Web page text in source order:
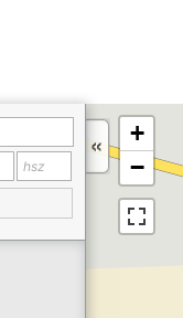
+
−
a boltok.